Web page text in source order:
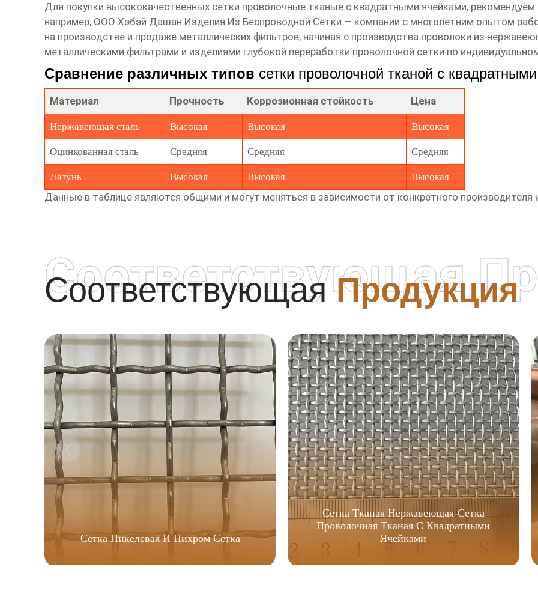
Для покупки высококачественных сетки проволочные тканые с квадратными ячейками,
например, ООО Хэбэй Дашан Изделия Из Беспроводной Сетки — компании с многолетним опытом
на производстве и продаже металлических фильтров, начиная с производства проволоки из
металлическими фильтрами и изделиями глубокой переработки проволочной сетки по
Сравнение различных типов сетки проволочной тканой с
Материал Прочность Коррозионная стойкость Цена
Нержавеющая сталь Высокая Высокая Высокая
Оцинкованная сталь Средняя Средняя Средняя
Латунь Высокая Высокая Высокая
Данные в таблице являются общими и могут меняться в зависимости от конкретного производителя
СоответствующаяПродукция
Соответствующая
Сетка Никелевая И Нихром Сетка
Сетка Тканая Нержавеющая-Сетка
Проволочная Тканая С Квадратными
Ячейками